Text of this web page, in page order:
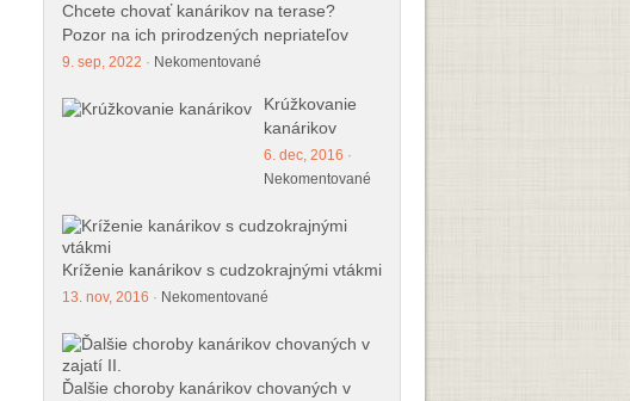
Chcete chovať kanárikov na terase?
Pozor na ich prirodzených nepriateľov
9. sep, 2022 · Nekomentované
Krúžkovanie
kanárikov
6. dec, 2016 ·
Nekomentované
Kríženie kanárikov s cudzokrajnými vtákmi
13. nov, 2016 · Nekomentované
Ďalšie choroby kanárikov chovaných v